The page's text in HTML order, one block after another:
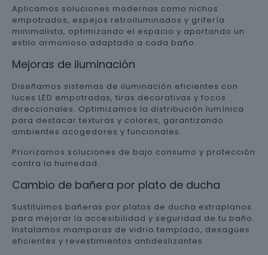
Aplicamos soluciones modernas como nichos
empotrados, espejos retroiluminados y grifería
minimalista, optimizando el espacio y aportando un
estilo armonioso adaptado a cada baño.
Mejoras de iluminación
Diseñamos sistemas de iluminación eficientes con
luces LED empotradas, tiras decorativas y focos
direccionales. Optimizamos la distribución lumínica
para destacar texturas y colores, garantizando
ambientes acogedores y funcionales.
Priorizamos soluciones de bajo consumo y protección
contra la humedad.
Cambio de bañera por plato de ducha
Sustituimos bañeras por platos de ducha extraplanos
para mejorar la accesibilidad y seguridad de tu baño.
Instalamos mamparas de vidrio templado, desagües
eficientes y revestimientos antideslizantes.